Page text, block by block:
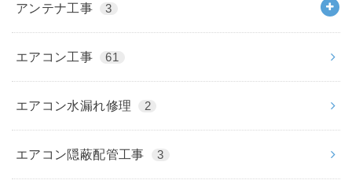
アンテナ工事 3
エアコン工事 61
エアコン水漏れ修理 2
エアコン隠蔽配管工事 3